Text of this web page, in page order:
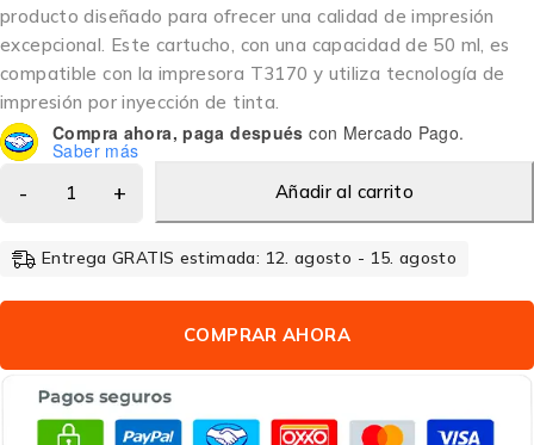
producto diseñado para ofrecer una calidad de impresión
excepcional. Este cartucho, con una capacidad de 50 ml, es
compatible con la impresora T3170 y utiliza tecnología de
impresión por inyección de tinta.
Compra ahora, paga después con Mercado Pago.
Saber más
Añadir al carrito
Entrega GRATIS estimada: 12. agosto - 15. agosto
COMPRAR AHORA